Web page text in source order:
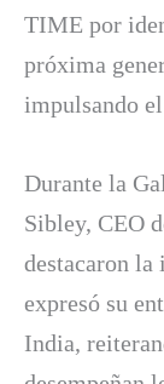
TIME por
próxima
impulsando
Durante la
Sibley, CEO
destacaron la
expresó su
India,